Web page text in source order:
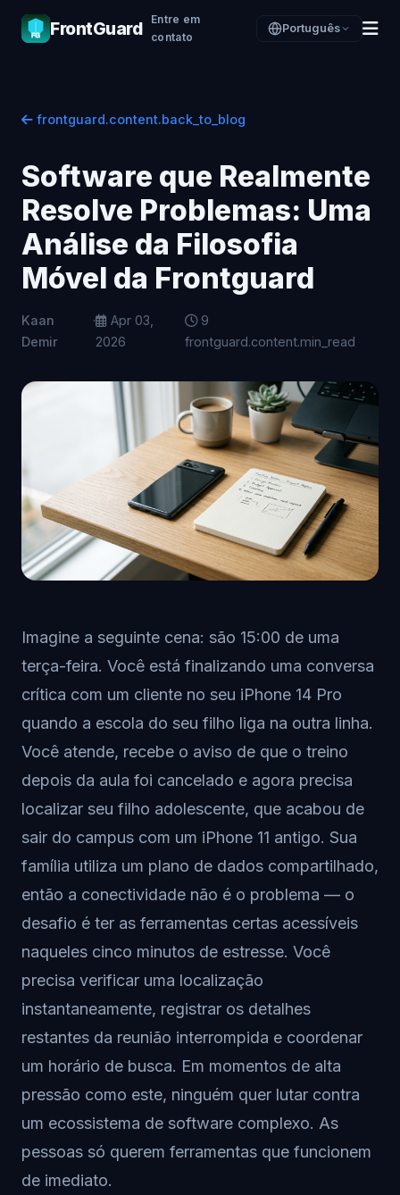
FrontGuard
Entre em
contato
Português
frontguard.content.back_to_blog
Software que Realmente
Resolve Problemas: Uma
Análise da Filosofia
Móvel da Frontguard
Kaan
Demir
·
Apr 03,
2026
9
frontguard.content.min_read
Imagine a seguinte cena: são 15:00 de uma
terça-feira. Você está finalizando uma conversa
crítica com um cliente no seu iPhone 14 Pro
quando a escola do seu filho liga na outra linha.
Você atende, recebe o aviso de que o treino
depois da aula foi cancelado e agora precisa
localizar seu filho adolescente, que acabou de
sair do campus com um iPhone 11 antigo. Sua
família utiliza um plano de dados compartilhado,
então a conectividade não é o problema — o
desafio é ter as ferramentas certas acessíveis
naqueles cinco minutos de estresse. Você
precisa verificar uma localização
instantaneamente, registrar os detalhes
restantes da reunião interrompida e coordenar
um horário de busca. Em momentos de alta
pressão como este, ninguém quer lutar contra
um ecossistema de software complexo. As
pessoas só querem ferramentas que funcionem
de imediato.